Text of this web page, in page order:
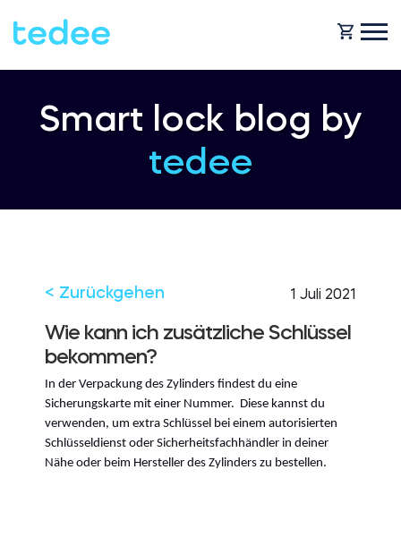
WIE FUNKTIONIERT ES?
Integrationen
Tedee GO
Tedee GO2
BLOG
Smart lock blog by
tedee
< Zurückgehen 1 Juli 2021
Wie kann ich zusätzliche Schlüssel
bekommen?
In der Verpackung des Zylinders findest du eine
Sicherungskarte mit einer Nummer. Diese kannst du
verwenden, um extra Schlüssel bei einem autorisierten
Schlüsseldienst oder Sicherheitsfachhändler in deiner
Nähe oder beim Hersteller des Zylinders zu bestellen.